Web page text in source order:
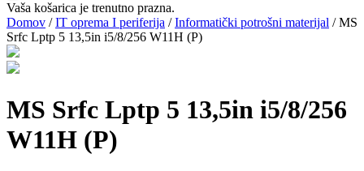
Vaša košarica je trenutno prazna.
Domov /IT oprema I periferija /Informatički potrošni materijal /MS
Srfc Lptp 5 13,5in i5/8/256 W11H (P)
MS Srfc Lptp 5 13,5in i5/8/256
W11H (P)